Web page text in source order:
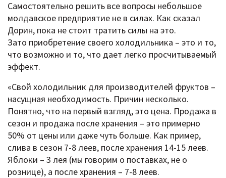
Самостоятельно решить все вопросы небольшое
молдавское предприятие не в силах. Как сказал
Дорин, пока не стоит тратить силы на это.
Зато приобретение своего холодильника – это и то,
что возможно и то, что дает легко просчитываемый
эффект.
«Свой холодильник для производителей фруктов –
насущная необходимость. Причин несколько.
Понятно, что на первый взгляд, это цена. Продажа в
сезон и продажа после хранения – это примерно
50% от цены или даже чуть больше. Как пример,
слива в сезон 7-8 леев, после хранения 14-15 леев.
Яблоки – 3 лея (мы говорим о поставках, не о
рознице), а после хранения – 7-8 леев.